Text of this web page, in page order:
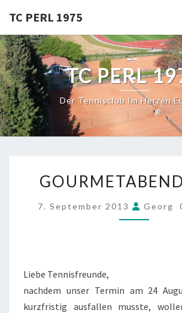
content
TC PERL 1975
TC PERL
Der Tennisclub Im Herzen
2013
7. September 2013 Georg
Liebe Tennisfreunde,
nachdem unser Termin am 24
kurzfristig ausfallen musste,